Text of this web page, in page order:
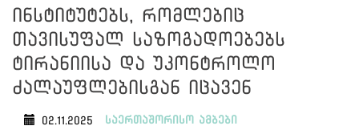
ინსტიტუტებს, რომლებიც
თავისუფალ საზოგადოებებს
ტირანიისა და უკონტროლო
ძალაუფლებისგან იცავენ
02.11.2025 საერთაშორისო ამბები